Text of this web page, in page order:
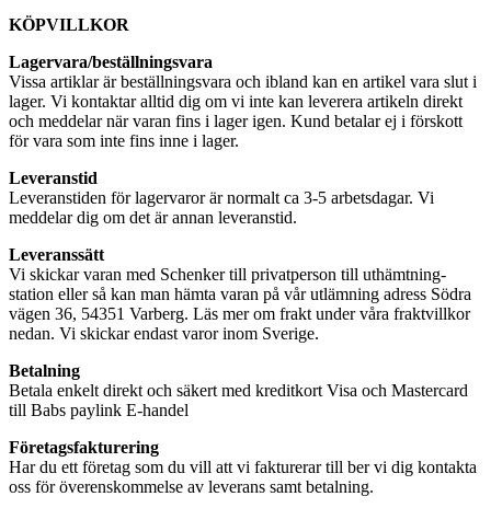
KÖPVILLKOR
Lagervara/beställningsvara
Vissa artiklar är beställningsvara och ibland kan en artikel vara slut i
lager. Vi kontaktar alltid dig om vi inte kan leverera artikeln direkt
och meddelar när varan fins i lager igen. Kund betalar ej i förskott
för vara som inte fins inne i lager.
Leveranstid
Leveranstiden för lagervaror är normalt ca 3-5 arbetsdagar. Vi
meddelar dig om det är annan leveranstid.
Leveranssätt
Vi skickar varan med Schenker till privatperson till uthämtning-
station eller så kan man hämta varan på vår utlämning adress Södra
vägen 36, 54351 Varberg. Läs mer om frakt under våra fraktvillkor
nedan. Vi skickar endast varor inom Sverige.
Betalning
Betala enkelt direkt och säkert med kreditkort Visa och Mastercard
till Babs paylink E-handel
Företagsfakturering
Har du ett företag som du vill att vi fakturerar till ber vi dig kontakta
oss för överenskommelse av leverans samt betalning.